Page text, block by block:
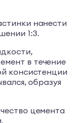
нанести
1:3.
в течение
консистенции
образуя
цемента